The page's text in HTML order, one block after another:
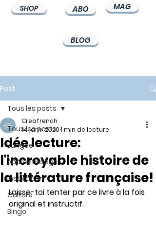
SHOP ABO MAG
BLOG
Post
Tous les posts
Langue
Apprentissage
Inspiration
Culture
Bingo
Tous les posts
Idée lecture:
l'incroyable histoire de
la littérature française!
Creafrench
14 janv. 20201 min de lecture
Laisse-toi tenter par ce livre à la fois
original et instructif.